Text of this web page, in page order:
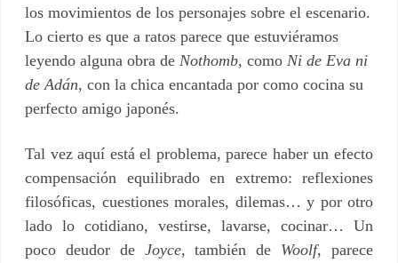
los movimientos de los personajes sobre el escenario.
Lo cierto es que a ratos parece que estuviéramos
leyendo alguna obra de Nothomb, como Ni de Eva ni
de Adán, con la chica encantada por como cocina su
perfecto amigo japonés.
Tal vez aquí está el problema, parece haber un efecto
compensación equilibrado en extremo: reflexiones
filosóficas, cuestiones morales, dilemas… y por otro
lado lo cotidiano, vestirse, lavarse, cocinar… Un
poco deudor de Joyce, también de Woolf, parece